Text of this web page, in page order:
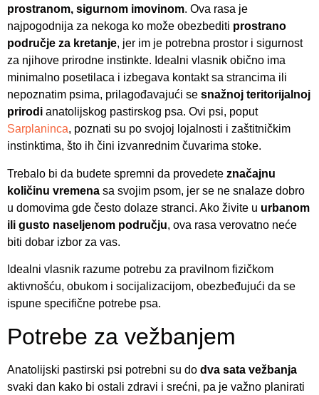
prostranom, sigurnom imovinom. Ova rasa je
najpogodnija za nekoga ko može obezbediti prostrano
područje za kretanje, jer im je potrebna prostor i sigurnost
za njihove prirodne instinkte. Idealni vlasnik obično ima
minimalno posetilaca i izbegava kontakt sa strancima ili
nepoznatim psima, prilagođavajući se snažnoj teritorijalnoj
prirodi anatolijskog pastirskog psa. Ovi psi, poput
Sarplaninca, poznati su po svojoj lojalnosti i zaštitničkim
instinktima, što ih čini izvanrednim čuvarima stoke.
Trebalo bi da budete spremni da provedete značajnu
količinu vremena sa svojim psom, jer se ne snalaze dobro
u domovima gde često dolaze stranci. Ako živite u urbanom
ili gusto naseljenom području, ova rasa verovatno neće
biti dobar izbor za vas.
Idealni vlasnik razume potrebu za pravilnom fizičkom
aktivnošću, obukom i socijalizacijom, obezbeđujući da se
ispune specifične potrebe psa.
Potrebe za vežbanjem
Anatolijski pastirski psi potrebni su do dva sata vežbanja
svaki dan kako bi ostali zdravi i srećni, pa je važno planirati